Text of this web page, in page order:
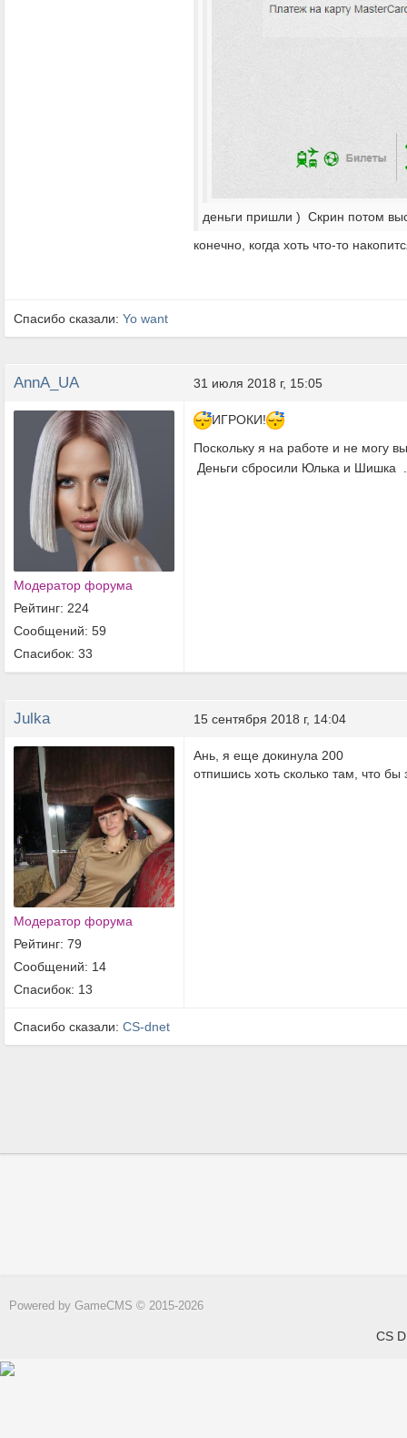
деньги пришли ) Скрин потом
конечно, когда хоть что-то
Спасибо сказали: Yo want
AnnA_UA 31 июля 2018 г, 15:05
Модератор форума
Рейтинг: 224
Сообщений: 59
Спасибок: 33
ИГРОКИ!
Поскольку я на работе и не могу
Деньги сбросили Юлька и Шишка
Julka 15 сентября 2018 г, 14:04
Модератор форума
Рейтинг: 79
Сообщений: 14
Спасибок: 13
Ань, я еще докинула 200
отпишись хоть сколько там, что
Спасибо сказали: CS-dnet
Powered by GameCMS © 2015-2026
CS